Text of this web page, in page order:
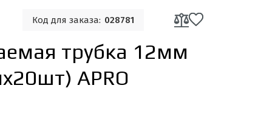
Код для заказа: 028781
трубка 12мм
APRO